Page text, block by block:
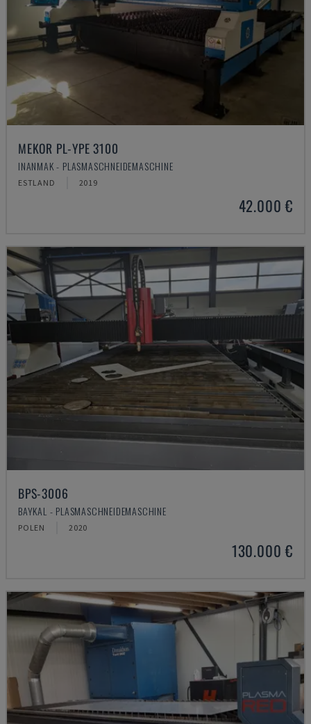
MEKOR PL-YPE 3100
INANMAK - PLASMASCHNEIDEMASCHINE
ESTLAND 2019
42.000 €
BPS-3006
BAYKAL - PLASMASCHNEIDEMASCHINE
POLEN 2020
130.000 €